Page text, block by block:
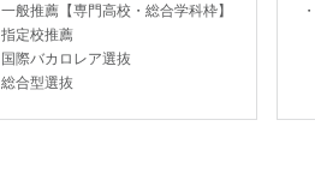
一般推薦【専門高校・総合学科枠】
指定校推薦
国際バカロレア選抜
総合型選抜
・